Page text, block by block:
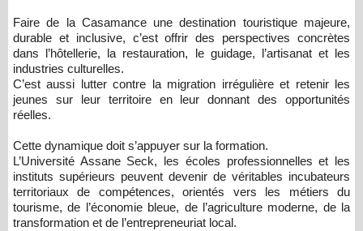
Faire de la Casamance une destination touristique majeure,
durable et inclusive, c’est offrir des perspectives concrètes
dans l’hôtellerie, la restauration, le guidage, l’artisanat et les
industries culturelles.
C’est aussi lutter contre la migration irrégulière et retenir les
jeunes sur leur territoire en leur donnant des opportunités
réelles.
Cette dynamique doit s’appuyer sur la formation.
L’Université Assane Seck, les écoles professionnelles et les
instituts supérieurs peuvent devenir de véritables incubateurs
territoriaux de compétences, orientés vers les métiers du
tourisme, de l’économie bleue, de l’agriculture moderne, de la
transformation et de l’entrepreneuriat local.